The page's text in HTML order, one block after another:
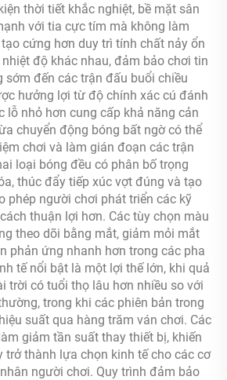
thời tiết khắc nghiệt, bề mặt sân
với tia cực tím mà không làm
cứng hơn duy trì tính chất nảy ổn
độ khác nhau, đảm bảo chơi tin
sớm đến các trận đấu buổi chiều
hưởng lợi từ độ chính xác cú đánh
lỗ nhỏ hơn cung cấp khả năng cản
chuyển động bóng bất ngờ có thể
chơi và làm gián đoạn các trận
loại bóng đều có phân bố trọng
thúc đẩy tiếp xúc vợt đúng và tạo
phép người chơi phát triển các kỹ
thuận lợi hơn. Các tùy chọn màu
theo dõi bằng mắt, giảm mỏi mắt
phản ứng nhanh hơn trong các pha
tế nổi bật là một lợi thế lớn, khi quả
trời có tuổi thọ lâu hơn nhiều so với
trong khi các phiên bản trong
suất qua hàng trăm ván chơi. Các
giảm tần suất thay thiết bị, khiến
trở thành lựa chọn kinh tế cho các cơ
người chơi. Quy trình đảm bảo